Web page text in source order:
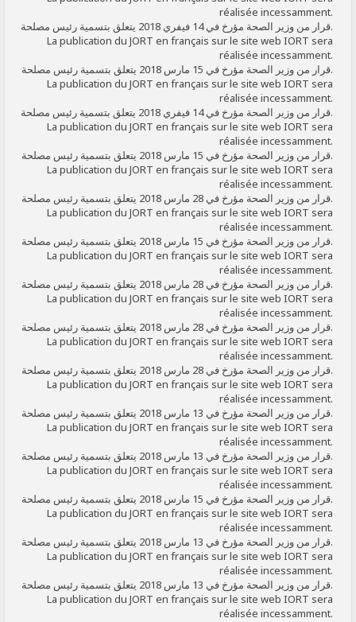
réalisée incessamment.
قرار من وزير الصحة مؤرخ في 14 فيفري 2018 يتعلق بتسمية رئيس مصلحة.
La publication du JORT en français sur le site web IORT sera
réalisée incessamment.
قرار من وزير الصحة مؤرخ في 15 مارس 2018 يتعلق بتسمية رئيس مصلحة.
La publication du JORT en français sur le site web IORT sera
réalisée incessamment.
قرار من وزير الصحة مؤرخ في 14 فيفري 2018 يتعلق بتسمية رئيس مصلحة.
La publication du JORT en français sur le site web IORT sera
réalisée incessamment.
قرار من وزير الصحة مؤرخ في 15 مارس 2018 يتعلق بتسمية رئيس مصلحة.
La publication du JORT en français sur le site web IORT sera
réalisée incessamment.
قرار من وزير الصحة مؤرخ في 28 مارس 2018 يتعلق بتسمية رئيس مصلحة.
La publication du JORT en français sur le site web IORT sera
réalisée incessamment.
قرار من وزير الصحة مؤرخ في 15 مارس 2018 يتعلق بتسمية رئيس مصلحة.
La publication du JORT en français sur le site web IORT sera
réalisée incessamment.
قرار من وزير الصحة مؤرخ في 28 مارس 2018 يتعلق بتسمية رئيس مصلحة.
La publication du JORT en français sur le site web IORT sera
réalisée incessamment.
قرار من وزير الصحة مؤرخ في 28 مارس 2018 يتعلق بتسمية رئيس مصلحة.
La publication du JORT en français sur le site web IORT sera
réalisée incessamment.
قرار من وزير الصحة مؤرخ في 28 مارس 2018 يتعلق بتسمية رئيس مصلحة.
La publication du JORT en français sur le site web IORT sera
réalisée incessamment.
قرار من وزير الصحة مؤرخ في 13 مارس 2018 يتعلق بتسمية رئيس مصلحة.
La publication du JORT en français sur le site web IORT sera
réalisée incessamment.
قرار من وزير الصحة مؤرخ في 13 مارس 2018 يتعلق بتسمية رئيس مصلحة.
La publication du JORT en français sur le site web IORT sera
réalisée incessamment.
قرار من وزير الصحة مؤرخ في 15 مارس 2018 يتعلق بتسمية رئيس مصلحة.
La publication du JORT en français sur le site web IORT sera
réalisée incessamment.
قرار من وزير الصحة مؤرخ في 13 مارس 2018 يتعلق بتسمية رئيس مصلحة.
La publication du JORT en français sur le site web IORT sera
réalisée incessamment.
قرار من وزير الصحة مؤرخ في 13 مارس 2018 يتعلق بتسمية رئيس مصلحة.
La publication du JORT en français sur le site web IORT sera
réalisée incessamment.